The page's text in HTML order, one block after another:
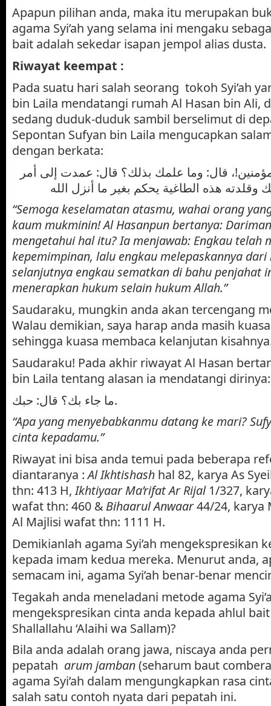
Apapun pilihan anda, maka itu merupakan
agama Syi’ah yang selama ini mengaku
bait adalah sekedar isapan jempol alias dusta.
Riwayat keempat :
Pada suatu hari salah seorang tokoh Syi’ah
bin Laila mendatangi rumah Al Hasan bin Ali,
sedang duduk-duduk sambil berselimut di
Sepontan Sufyan bin Laila mengucapkan
dengan berkata:
قال: وما علمك بذلك؟ قال: عمدت إلى أمر
وقلدته هذه الطاغية يحكم بغير ما أنزل الله
“Semoga keselamatan atasmu, wahai orang
kaum mukminin! Al Hasanpun bertanya:
mengetahui hal itu? Ia menjawab: Engkau telah
kepemimpinan, lalu engkau melepaskannya
selanjutnya engkau sematkan di bahu penjahat
menerapkan hukum selain hukum Allah.”
Saudaraku, mungkin anda akan tercengang
Walau demikian, saya harap anda masih
sehingga kuasa membaca kelanjutan
Saudaraku! Pada akhir riwayat Al Hasan
bin Laila tentang alasan ia mendatangi dirinya:
ما جاء بك؟ قال: حبك.
“Apa yang menyebabkanmu datang ke mari?
cinta kepadamu.”
Riwayat ini bisa anda temui pada beberapa
diantaranya :Al Ikhtishash hal 82, karya As
thn: 413 H,Ikhtiyaar Ma’rifat Ar Rijal1/327,
wafat thn: 460 & Bihaarul Anwaar44/24, karya
Al Majlisi wafat thn: 1111 H.
Demikianlah agama Syi’ah mengekspresikan
kepada imam kedua mereka. Menurut anda,
semacam ini, agama Syi’ah benar-benar
Tegakah anda meneladani metode agama
mengekspresikan cinta anda kepada ahlul
Shallallahu ‘Alaihi wa Sallam)?
Bila anda adalah orang jawa, niscaya anda
pepatah arum jamban(seharum baut
agama Syi’ah dalam mengungkapkan rasa
salah satu contoh nyata dari pepatah ini.